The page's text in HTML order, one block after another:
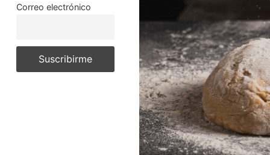
Correo electrónico